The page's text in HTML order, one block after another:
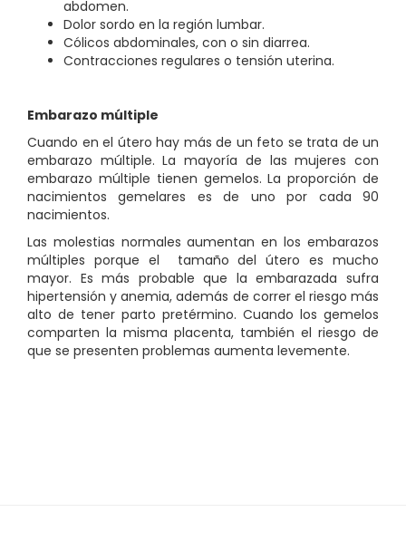
abdomen.
Dolor sordo en la región lumbar.
Cólicos abdominales, con o sin diarrea.
Contracciones regulares o tensión uterina.
Embarazo múltiple
Cuando en el útero hay más de un feto se trata de un
embarazo múltiple. La mayoría de las mujeres con
embarazo múltiple tienen gemelos. La proporción de
nacimientos gemelares es de uno por cada 90
nacimientos.
Las molestias normales aumentan en los embarazos
múltiples porque el tamaño del útero es mucho
mayor. Es más probable que la embarazada sufra
hipertensión y anemia, además de correr el riesgo más
alto de tener parto pretérmino. Cuando los gemelos
comparten la misma placenta, también el riesgo de
que se presenten problemas aumenta levemente.